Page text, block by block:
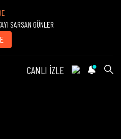
SARSAN GÜNLER
CANLI İZLE